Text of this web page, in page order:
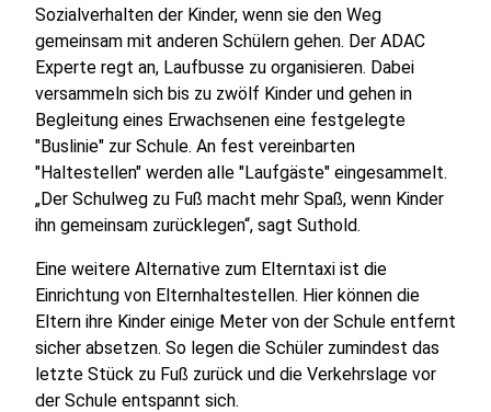
Sozialverhalten der Kinder, wenn sie den Weg
gemeinsam mit anderen Schülern gehen. Der ADAC
Experte regt an, Laufbusse zu organisieren. Dabei
versammeln sich bis zu zwölf Kinder und gehen in
Begleitung eines Erwachsenen eine festgelegte
"Buslinie" zur Schule. An fest vereinbarten
"Haltestellen" werden alle "Laufgäste" eingesammelt.
„Der Schulweg zu Fuß macht mehr Spaß, wenn Kinder
ihn gemeinsam zurücklegen“, sagt Suthold.
Eine weitere Alternative zum Elterntaxi ist die
Einrichtung von Elternhaltestellen. Hier können die
Eltern ihre Kinder einige Meter von der Schule entfernt
sicher absetzen. So legen die Schüler zumindest das
letzte Stück zu Fuß zurück und die Verkehrslage vor
der Schule entspannt sich.